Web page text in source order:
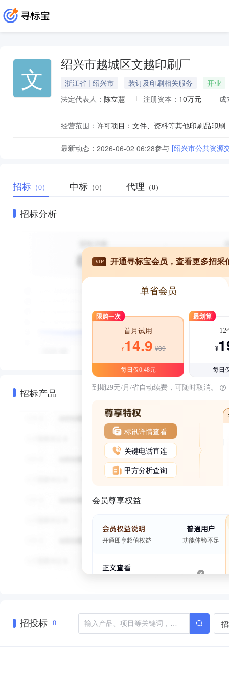
文 绍兴市越城区文越印刷厂
浙江省 | 绍兴市 装订及印刷相关服务
开业
法定代表人： 陈立慧 注册资本： 10万元 成
经营范围：
最新动态： 2026-06-02 06:28参与 [绍兴市公共资源
招标 （0） 中标 （0） 代理 （0）
招标分析
招标产品
VIP 开通寻标宝会员，查看更多招采
单省会员
限购一次
首月试用
¥14.9 ¥39
每日仅0.48元
最划算
12
¥
每日
到期29元/月/省自动续费，可随时取消。
标讯详情查看
关键电话直连
甲方分析查询
会员尊享权益
招投标 0